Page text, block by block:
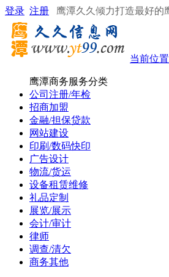
登录 注册 鹰潭久久倾力打造最好的
当前位置
鹰潭商务服务分类
公司注册/年检
招商加盟
金融/担保贷款
网站建设
印刷/数码快印
广告设计
物流/货运
设备租赁维修
礼品定制
展览/展示
会计/审计
律师
调查/清欠
商务其他